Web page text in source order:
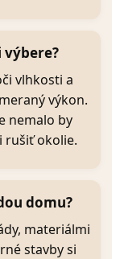
výbere?
vlhkosti a
výkon.
nemalo by
rušiť okolie.
domu?
materiálmi
stavby si